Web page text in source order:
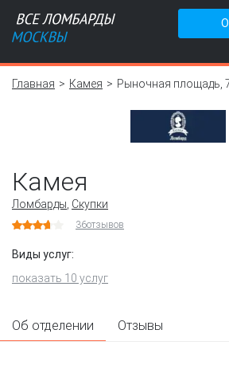
Главная Камея Рыночная площадь,
Камея
Ломбарды Скупки
36отзывов
Виды услуг:
показать 10 услуг
Об отделении Отзывы